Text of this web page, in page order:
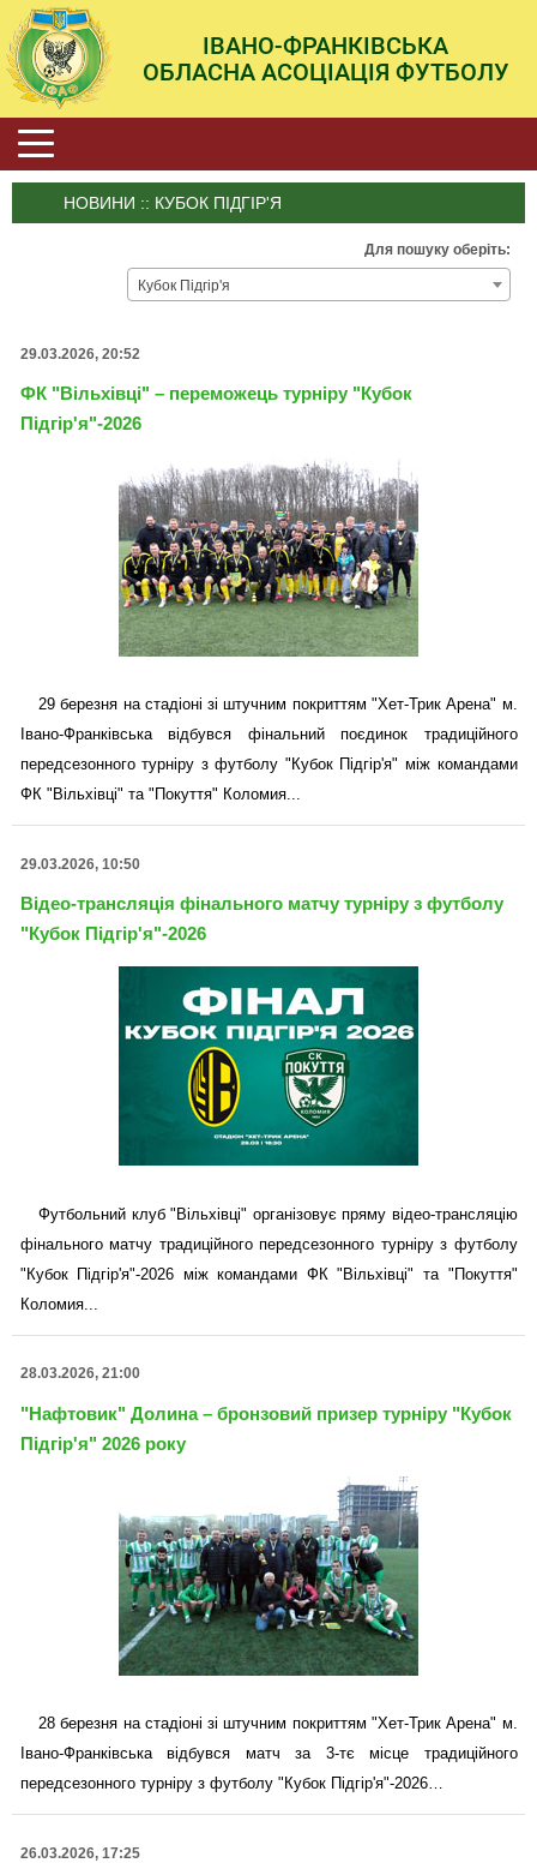
ІВАНО-ФРАНКІВСЬКА
ОБЛАСНА АСОЦІАЦІЯ ФУТБОЛУ
НОВИНИ :: КУБОК ПІДГІР'Я
Для пошуку оберіть:
Кубок Підгір'я
29.03.2026, 20:52
ФК "Вільхівці" – переможець турніру "Кубок
Підгір'я"-2026
29 березня на стадіоні зі штучним покриттям "Хет-Трик Арена" м.
Івано-Франківська відбувся фінальний поєдинок традиційного
передсезонного турніру з футболу "Кубок Підгір'я" між командами
ФК "Вільхівці" та "Покуття" Коломия...
29.03.2026, 10:50
Відео-трансляція фінального матчу турніру з футболу
"Кубок Підгір'я"-2026
Футбольний клуб "Вільхівці" організовує пряму відео-трансляцію
фінального матчу традиційного передсезонного турніру з футболу
"Кубок Підгір'я"-2026 між командами ФК "Вільхівці" та "Покуття"
Коломия...
28.03.2026, 21:00
"Нафтовик" Долина – бронзовий призер турніру "Кубок
Підгір'я" 2026 року
28 березня на стадіоні зі штучним покриттям "Хет-Трик Арена" м.
Івано-Франківська відбувся матч за 3-тє місце традиційного
передсезонного турніру з футболу "Кубок Підгір'я"-2026…
26.03.2026, 17:25